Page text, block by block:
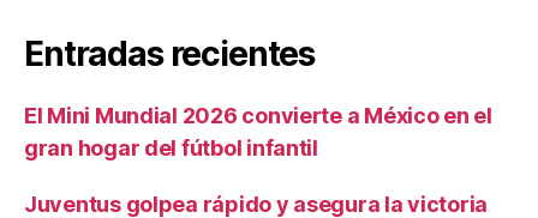
Entradas recientes
El Mini Mundial 2026 convierte a México en el
gran hogar del fútbol infantil
Juventus golpea rápido y asegura la victoria